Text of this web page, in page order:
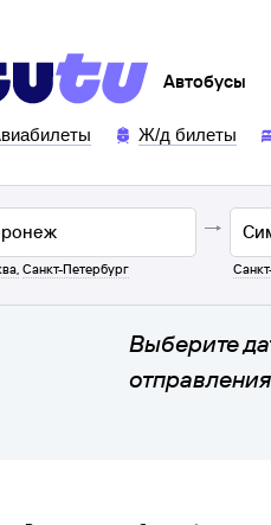
Автобусы
Ж/д билеты
, Санкт-Петербург
Выберите
отправления